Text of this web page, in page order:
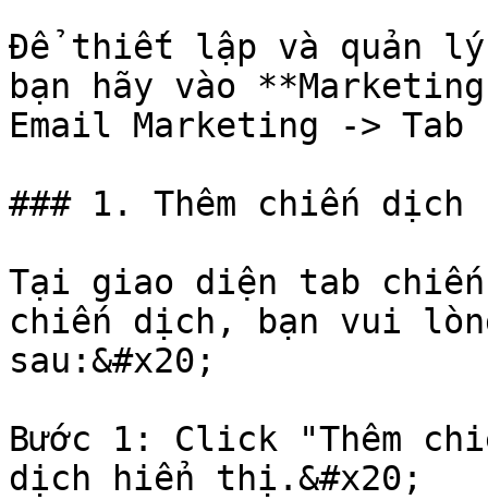
Để thiết lập và quản
bạn hãy vào
Email Marketing ->
### 1. Thêm chiến dịch
Tại giao diện tab
chiến dịch, bạn vui
sau:&#x20;
Bước 1: Click "Thêm
dịch hiển thị.&#x20;